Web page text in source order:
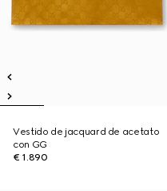
Vestido de jacquard de acetato
con GG
€ 1.890